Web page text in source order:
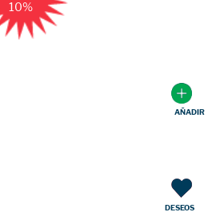
10%
AÑADIR
DESEOS